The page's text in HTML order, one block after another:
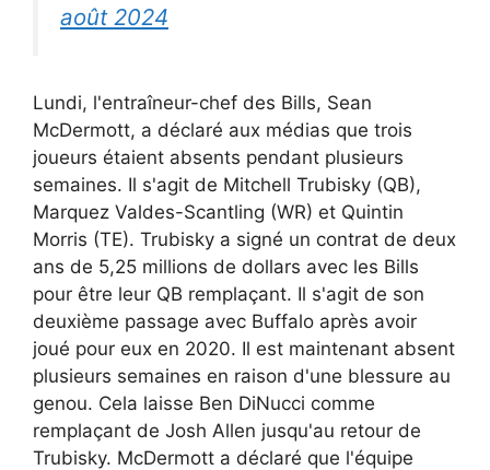
août 2024
Lundi, l'entraîneur-chef des Bills, Sean
McDermott, a déclaré aux médias que trois
joueurs étaient absents pendant plusieurs
semaines. Il s'agit de Mitchell Trubisky (QB),
Marquez Valdes-Scantling (WR) et Quintin
Morris (TE). Trubisky a signé un contrat de deux
ans de 5,25 millions de dollars avec les Bills
pour être leur QB remplaçant. Il s'agit de son
deuxième passage avec Buffalo après avoir
joué pour eux en 2020. Il est maintenant absent
plusieurs semaines en raison d'une blessure au
genou. Cela laisse Ben DiNucci comme
remplaçant de Josh Allen jusqu'au retour de
Trubisky. McDermott a déclaré que l'équipe